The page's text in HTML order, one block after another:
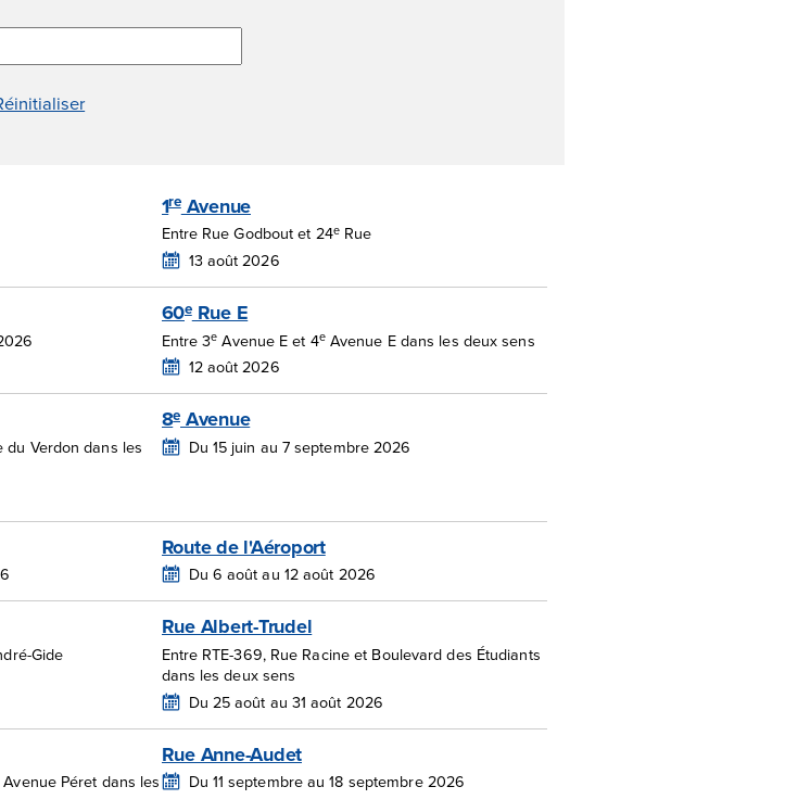
1reAvenue
Entre Rue Godbout et 24eRue
13 août 2026
60eRue E
Entre 3e Avenue E et 4eAvenue E dans les deux sens
12 août 2026
du Verdon dans les
8eAvenue
Du 15 juin au 7 septembre 2026
Route de l'Aéroport
Du 6 août au 12 août 2026
Gide
Rue Albert-Trudel
Entre RTE-369, Rue Racine et Boulevard des Étudiants
dans les deux sens
Du 25 août au 31 août 2026
Péret dans les
Rue Anne-Audet
Du 11 septembre au 18 septembre 2026